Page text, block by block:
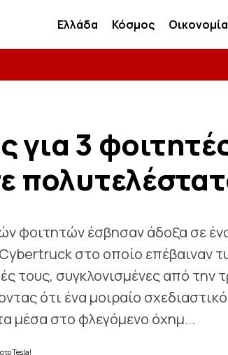
Ελλάδα Κόσμος Οικονομία
για 3
φοιτητών έσβησαν άδοξα σε
στο οποίο επέβαιναν
τους, συγκλονισμένες από την
ότι ένα μοιραίο
μέσα στο φλεγόμενο όχημ...